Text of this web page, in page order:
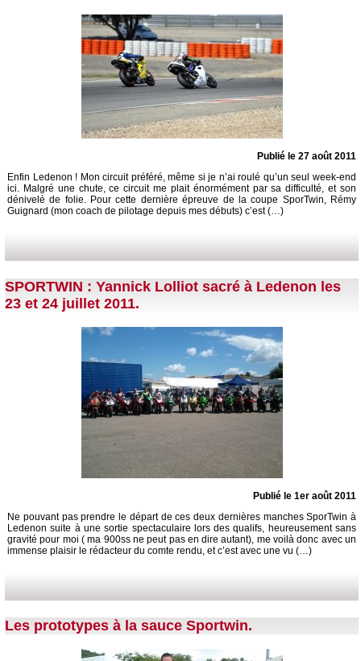
Publié le 27 août 2011
Enfin Ledenon ! Mon circuit préféré, même si je n’ai roulé qu’un seul week-end
ici. Malgré une chute, ce circuit me plait énormément par sa difficulté, et son
dénivelé de folie. Pour cette dernière épreuve de la coupe SporTwin, Rémy
Guignard (mon coach de pilotage depuis mes débuts) c’est (…)
SPORTWIN : Yannick Lolliot sacré à Ledenon les
23 et 24 juillet 2011.
Publié le 1er août 2011
Ne pouvant pas prendre le départ de ces deux dernières manches SporTwin à
Ledenon suite à une sortie spectaculaire lors des qualifs, heureusement sans
gravité pour moi ( ma 900ss ne peut pas en dire autant), me voilà donc avec un
immense plaisir le rédacteur du comte rendu, et c’est avec une vu (…)
Les prototypes à la sauce Sportwin.